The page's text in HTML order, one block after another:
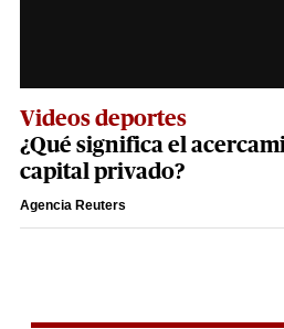
Videos deportes
¿Qué significa el
capital privado?
Agencia Reuters